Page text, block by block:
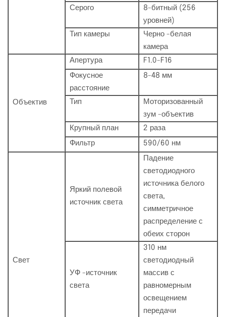
Серого
8-битный (256
уровней)
Тип камеры
Черно -белая
камера
Объектив
Апертура
F1.0-F16
Фокусное
расстояние
8-48 мм
Тип
Моторизованный
зум -объектив
Крупный план
2 раза
Фильтр
590/60 нм
Свет
Яркий полевой
источник света
Падение
светодиодного
источника белого
света,
симметричное
распределение с
обеих сторон
УФ -источник
света
310 нм
светодиодный
массив с
равномерным
освещением
передачи